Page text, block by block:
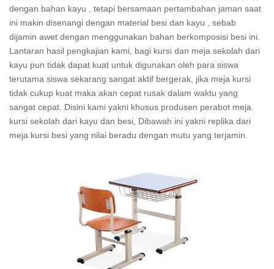
dengan bahan kayu , tetapi bersamaan pertambahan jaman saat
ini makin disenangi dengan material besi dan kayu , sebab
dijamin awet dengan menggunakan bahan berkomposisi besi ini.
Lantaran hasil pengkajian kami, bagi kursi dan meja sekolah dari
kayu pun tidak dapat kuat untuk digunakan oleh para siswa
terutama siswa sekarang sangat aktif bergerak, jika meja kursi
tidak cukup kuat maka akan cepat rusak dalam waktu yang
sangat cepat. Disini kami yakni khusus produsen perabot meja
kursi sekolah dari kayu dan besi, Dibawah ini yakni replika dari
meja kursi besi yang nilai beradu dengan mutu yang terjamin.